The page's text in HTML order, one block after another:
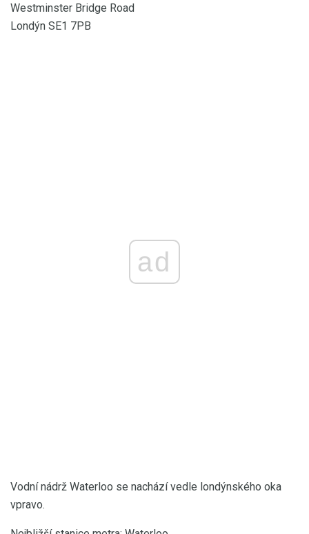
Westminster Bridge Road
Londýn SE1 7PB
ad
Vodní nádrž Waterloo se nachází vedle londýnského oka
vpravo.